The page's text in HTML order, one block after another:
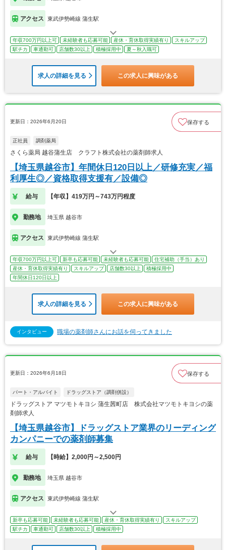
アクセス 東武伊勢崎線 蒲生駅
年収700万円以上可 未経験者も応募可能 産休・育休取得実績有り
スキルアップ
駅チカ
車通勤可 店舗数30以上 積極採用中 夏～秋入職可
求人の詳細を見る この求人に興味がある
更新日：2026年6月20日 保存する
正社員 調剤薬局
さくら薬局 越谷蒲生店 クラフト株式会社の薬剤師求人
【埼玉県越谷市】年間休日120日以上／研修充実／福
利厚生◎／資格取得支援有／設備◎
給与 【年収】419万円～743万円程度
勤務地 埼玉県 越谷市
アクセス 東武伊勢崎線 蒲生駅
年収700万円以上可 新卒も応募可能 未経験者も応募可能
住宅補助（手当）あり
産休・育休取得実績有り
スキルアップ 店舗数30以上
積極採用中
年間休日120日以上
求人の詳細を見る この求人に興味がある
インタビュー 職場の薬剤師さんにお話を伺ってきました
更新日：2026年6月18日 保存する
パート・アルバイト ドラッグストア（調剤併設）
ドラッグストア マツモトキヨシ 蒲生茜町店 株式会社マツモトキヨシの薬
剤師求人
【埼玉県越谷市】ドラッグストア業界のリーディング
カンパニーでの薬剤師募集
給与 【時給】2,000円～2,500円
勤務地 埼玉県 越谷市
アクセス 東武伊勢崎線 蒲生駅
新卒も応募可能 未経験者も応募可能 産休・育休取得実績有り
スキルアップ
駅チカ
車通勤可 店舗数30以上 積極採用中